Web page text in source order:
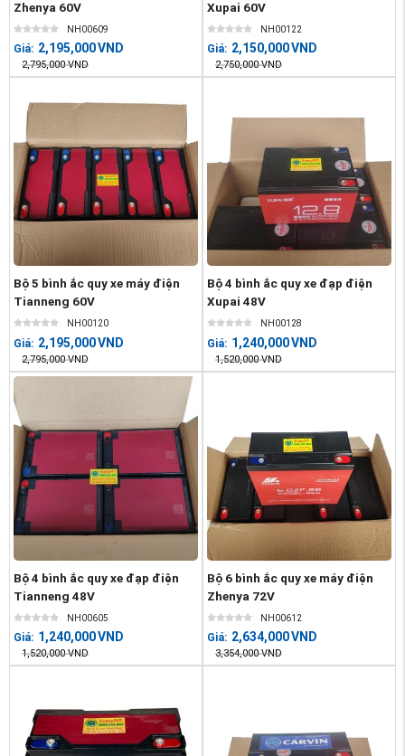
Zhenya 60V
NH00609
Giá: 2,195,000VND
2,795,000 VND
Xupai 60V
NH00122
Giá: 2,150,000VND
2,750,000 VND
Bộ 5 bình ắc quy xe máy điện
Tianneng 60V
NH00120
Giá: 2,195,000VND
2,795,000 VND
Bộ 4 bình ắc quy xe đạp điện
Xupai 48V
NH00128
Giá: 1,240,000VND
1,520,000 VND
Bộ 4 bình ắc quy xe đạp điện
Tianneng 48V
NH00605
Giá: 1,240,000VND
1,520,000 VND
Bộ 6 bình ắc quy xe máy điện
Zhenya 72V
NH00612
Giá: 2,634,000VND
3,354,000 VND